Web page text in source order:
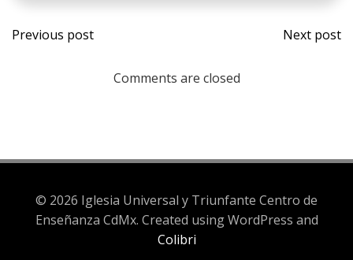
Previous post Next post
Comments are closed
© 2026 Iglesia Universal y Triunfante Centro de
Enseñanza CdMx. Created using WordPress and
Colibri